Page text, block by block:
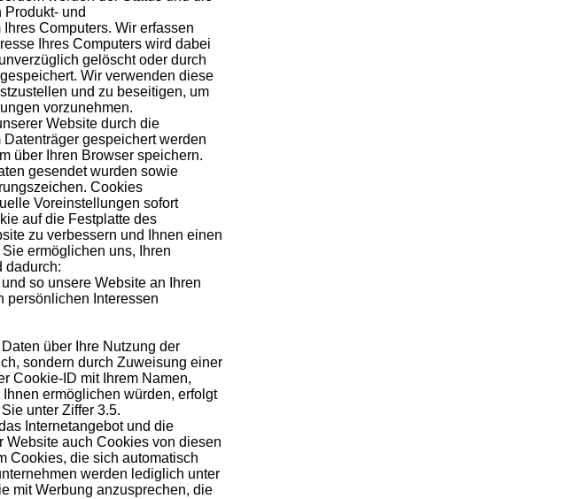
und
Computers. Wir erfassen
Ihres Computers wird dabei
gelöscht oder durch
Wir verwenden diese
und zu beseitigen, um
vorzunehmen.
Website durch die
gespeichert werden
über Ihren Browser speichern.
gesendet wurden sowie
Cookies
Voreinstellungen sofort
auf die Festplatte des
zu verbessern und Ihnen einen
ermöglichen uns, Ihren
dadurch:
so unsere Website an Ihren
persönlichen Interessen
über Ihre Nutzung der
sondern durch Zuweisung einer
Cookie-ID mit Ihrem Namen,
ermöglichen würden, erfolgt
unter Ziffer 3.5.
Internetangebot und die
Website auch Cookies von diesen
Cookies, die sich automatisch
werden lediglich unter
mit Werbung anzusprechen, die